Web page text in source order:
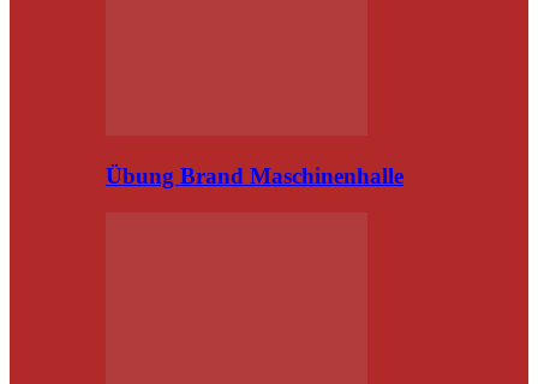
Übung Brand Maschinenhalle